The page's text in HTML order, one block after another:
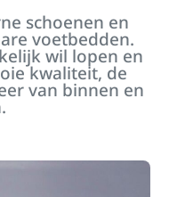
schoenen en
voetbedden.
wil lopen en
kwaliteit, de
van binnen en